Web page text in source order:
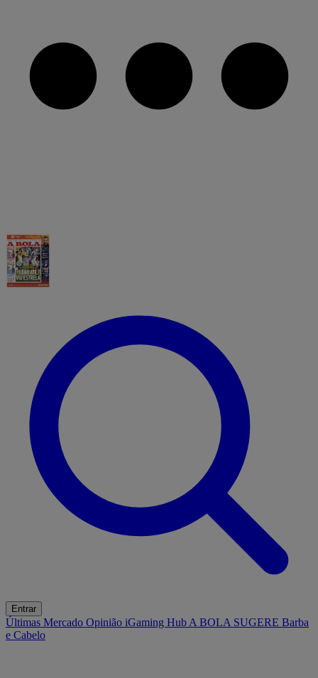
Entrar
Últimas Mercado Opinião iGaming Hub A BOLA SUGERE Barba
e Cabelo